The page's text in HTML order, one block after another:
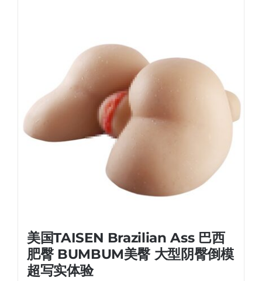
美国TAISEN Brazilian Ass 巴西
肥臀 BUMBUM美臀 大型阴臀倒模
超写实体验